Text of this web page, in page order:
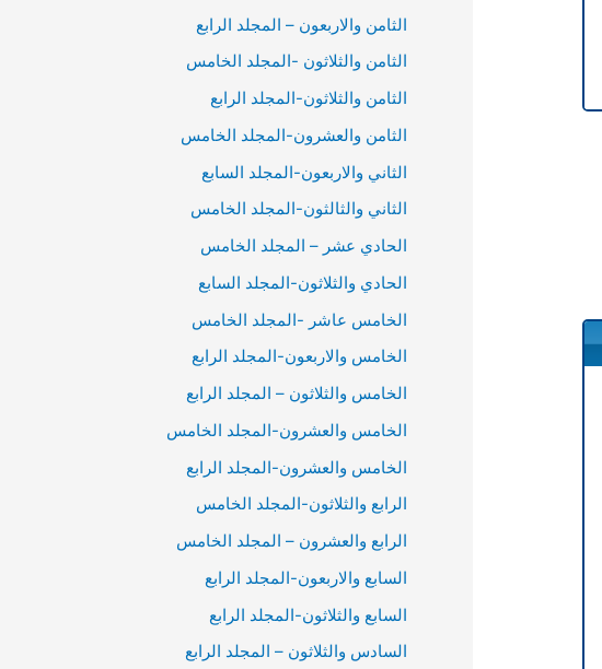
الثامن والاربعون – المجلد الرابع
الثامن والثلاثون -المجلد الخامس
الثامن والثلاثون-المجلد الرابع
الثامن والعشرون-المجلد الخامس
الثاني والاربعون-المجلد السابع
الثاني والثالثون-المجلد الخامس
الحادي عشر – المجلد الخامس
الحادي والثلاثون-المجلد السابع
الخامس عاشر -المجلد الخامس
الخامس والاربعون-المجلد الرابع
الخامس والثلاثون – المجلد الرابع
الخامس والعشرون-المجلد الخامس
الخامس والعشرون-المجلد الرابع
الرابع والثلاثون-المجلد الخامس
الرابع والعشرون – المجلد الخامس
السابع والاربعون-المجلد الرابع
السابع والثلاثون-المجلد الرابع
السادس والثلاثون – المجلد الرابع